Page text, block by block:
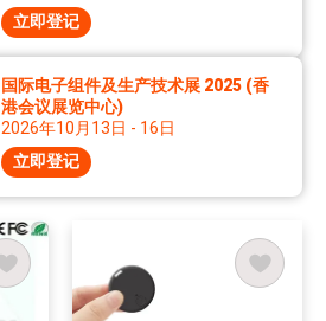
立即登记
国际电子组件及生产技术展 2025 (香
港会议展览中心)
2026年10月13日 - 16日
立即登记